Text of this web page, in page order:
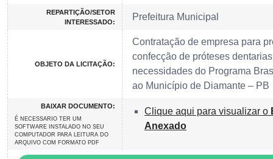
REPARTIÇÃO/SETOR
INTERESSADO:
Prefeitura Municipal
OBJETO DA LICITAÇÃO:
Contratação de empresa para
confecção de próteses
necessidades do Programa
ao Município de Diamante – PB
BAIXAR DOCUMENTO:
É NECESSARIO TER UM
SOFTWARE INSTALADO NO SEU
COMPUTADOR PARA LEITURA DO
ARQUIVO COM FORMATO PDF
Clique aqui para visualizar o
Anexado